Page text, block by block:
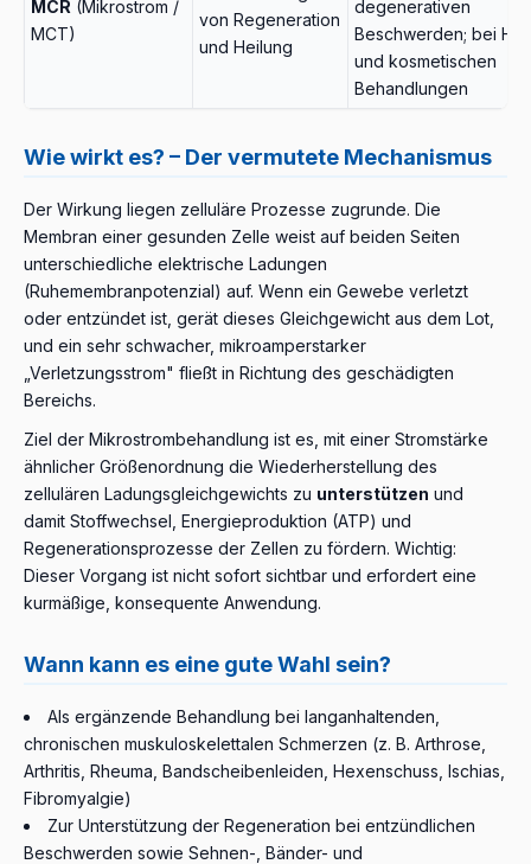
MCR (Mikrostrom /
MCT)
von Regeneration
und Heilung
degenerativen
Beschwerden; bei
und kosmetischen
Behandlungen
Wie wirkt es? – Der vermutete Mechanismus
Der Wirkung liegen zelluläre Prozesse zugrunde. Die
Membran einer gesunden Zelle weist auf beiden Seiten
unterschiedliche elektrische Ladungen
(Ruhemembranpotenzial) auf. Wenn ein Gewebe verletzt
oder entzündet ist, gerät dieses Gleichgewicht aus dem Lot,
und ein sehr schwacher, mikroamperstarker
„Verletzungsstrom" fließt in Richtung des geschädigten
Bereichs.
Ziel der Mikrostrombehandlung ist es, mit einer Stromstärke
ähnlicher Größenordnung die Wiederherstellung des
zellulären Ladungsgleichgewichts zu unterstützen und
damit Stoffwechsel, Energieproduktion (ATP) und
Regenerationsprozesse der Zellen zu fördern. Wichtig:
Dieser Vorgang ist nicht sofort sichtbar und erfordert eine
kurmäßige, konsequente Anwendung.
Wann kann es eine gute Wahl sein?
Als ergänzende Behandlung bei langanhaltenden,
chronischen muskuloskelettalen Schmerzen (z. B. Arthrose,
Arthritis, Rheuma, Bandscheibenleiden, Hexenschuss, Ischias,
Fibromyalgie)
Zur Unterstützung der Regeneration bei entzündlichen
Beschwerden sowie Sehnen-, Bänder- und